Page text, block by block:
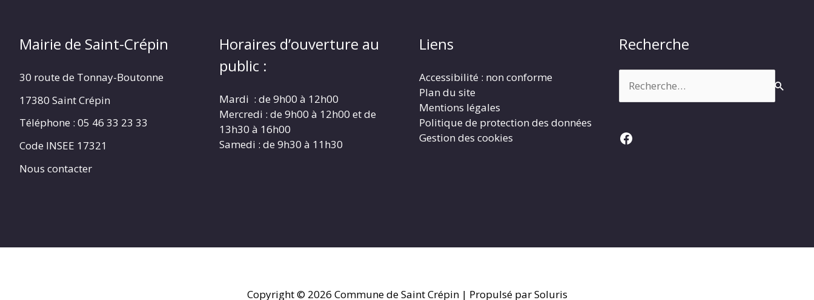
Mairie de Saint-Crépin
30 route de Tonnay-Boutonne
17380 Saint Crépin
Téléphone : 05 46 33 23 33
Code INSEE 17321
Nous contacter
Horaires d’ouverture au
public :
Mardi : de 9h00 à 12h00
Mercredi : de 9h00 à 12h00 et de
13h30 à 16h00
Samedi : de 9h30 à 11h30
Liens
Accessibilité : non conforme
Plan du site
Mentions légales
Politique de protection des données
Gestion des cookies
Recherche
Facebook
Copyright © 2026 Commune de Saint Crépin| Propulsé par Soluris